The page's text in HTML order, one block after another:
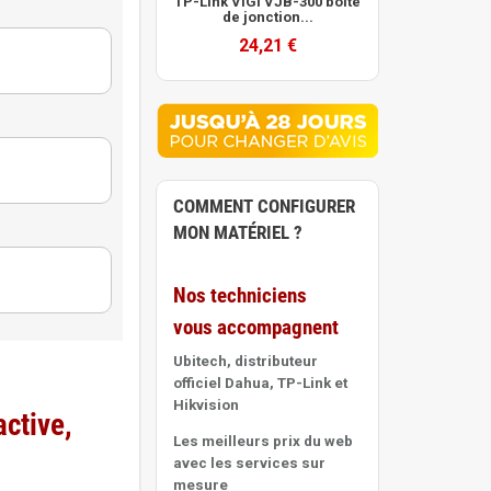
de jonction...
24,21 €
COMMENT CONFIGURER
MON MATÉRIEL ?
Nos techniciens
vous accompagnent
Ubitech, distributeur
officiel Dahua, TP-Link et
Hikvision
Les meilleurs prix du web
avec les services sur
mesure